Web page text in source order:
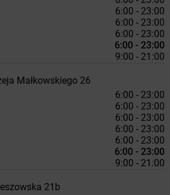
6:00 - 23:00
6:00 - 23:00
6:00 - 23:00
6:00 - 23:00
9:00 - 21:00
Małkowskiego 26
6:00 - 23:00
6:00 - 23:00
6:00 - 23:00
6:00 - 23:00
6:00 - 23:00
6:00 - 23:00
9:00 - 21:00
21b